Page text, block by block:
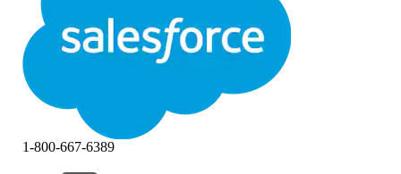
Schließen
1-800-667-6389